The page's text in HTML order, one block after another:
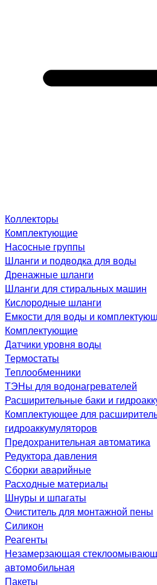
Коллекторы
Комплектующие
Насосные группы
Шланги и подводка для воды
Дренажные шланги
Шланги для стиральных машин
Кислородные шланги
Емкости для воды и
Комплектующие
Датчики уровня воды
Термостаты
Теплообменники
ТЭНы для водонагревателей
Расширительные баки и
Комплектующее для
гидроаккумуляторов
Предохранительная автоматика
Редуктора давления
Сборки аварийные
Расходные материалы
Шнуры и шпагаты
Очиститель для монтажной пены
Силикон
Реагенты
Незамерзающая
автомобильная
Пакеты